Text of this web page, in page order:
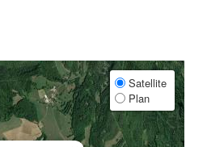
Satellite
Plan